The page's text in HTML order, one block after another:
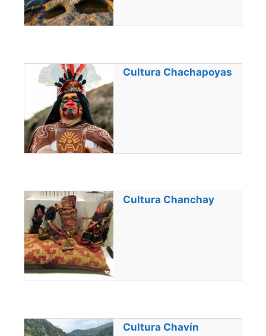
Cultura Chachapoyas
Cultura Chanchay
Cultura Chavín